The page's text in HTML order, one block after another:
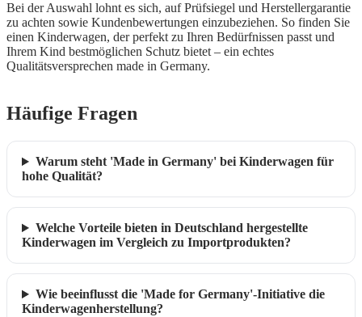
Bei der Auswahl lohnt es sich, auf Prüfsiegel und Herstellergarantie
zu achten sowie Kundenbewertungen einzubeziehen. So finden Sie
einen Kinderwagen, der perfekt zu Ihren Bedürfnissen passt und
Ihrem Kind bestmöglichen Schutz bietet – ein echtes
Qualitätsversprechen made in Germany.
Häufige Fragen
Warum steht 'Made in Germany' bei Kinderwagen für
hohe Qualität?
Welche Vorteile bieten in Deutschland hergestellte
Kinderwagen im Vergleich zu Importprodukten?
Wie beeinflusst die 'Made for Germany'-Initiative die
Kinderwagenherstellung?